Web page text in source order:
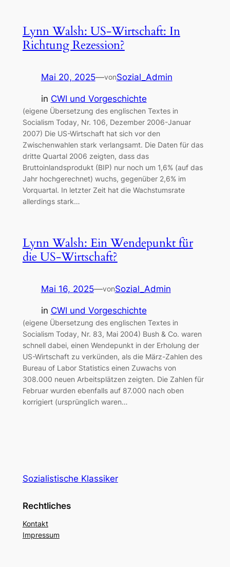
Lynn Walsh: US-Wirtschaft: In
Richtung Rezession?
Mai 20, 2025—vonSozial_Admin
in CWI und Vorgeschichte
(eigene Übersetzung des englischen Textes in
Socialism Today, Nr. 106, Dezember 2006-Januar
2007) Die US-Wirtschaft hat sich vor den
Zwischenwahlen stark verlangsamt. Die Daten für das
dritte Quartal 2006 zeigten, dass das
Bruttoinlandsprodukt (BIP) nur noch um 1,6% (auf das
Jahr hochgerechnet) wuchs, gegenüber 2,6% im
Vorquartal. In letzter Zeit hat die Wachstumsrate
allerdings stark…
Lynn Walsh: Ein Wendepunkt für
die US-Wirtschaft?
Mai 16, 2025—vonSozial_Admin
in CWI und Vorgeschichte
(eigene Übersetzung des englischen Textes in
Socialism Today, Nr. 83, Mai 2004) Bush & Co. waren
schnell dabei, einen Wendepunkt in der Erholung der
US-Wirtschaft zu verkünden, als die März-Zahlen des
Bureau of Labor Statistics einen Zuwachs von
308.000 neuen Arbeitsplätzen zeigten. Die Zahlen für
Februar wurden ebenfalls auf 87.000 nach oben
korrigiert (ursprünglich waren…
Sozialistische Klassiker
Rechtliches
Kontakt
Impressum